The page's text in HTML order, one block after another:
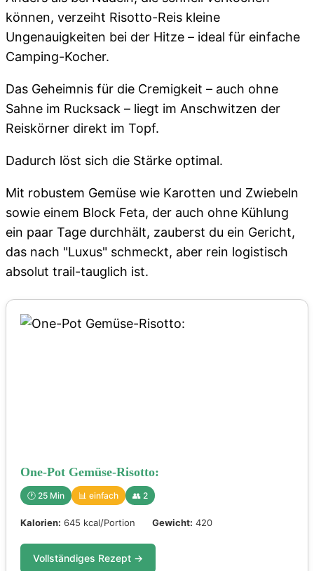
können, verzeiht Risotto-Reis kleine
Ungenauigkeiten bei der Hitze – ideal für einfache
Camping-Kocher.
Das Geheimnis für die Cremigkeit – auch ohne
Sahne im Rucksack – liegt im Anschwitzen der
Reiskörner direkt im Topf.
Dadurch löst sich die Stärke optimal.
Mit robustem Gemüse wie Karotten und Zwiebeln
sowie einem Block Feta, der auch ohne Kühlung
ein paar Tage durchhält, zauberst du ein Gericht,
das nach "Luxus" schmeckt, aber rein logistisch
absolut trail-tauglich ist.
One-Pot Gemüse-Risotto:
🕐 25 Min 📊 einfach 👥 2
Kalorien: 645 kcal/Portion Gewicht: 420
Vollständiges Rezept →